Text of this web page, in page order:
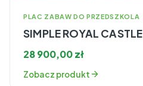
PLAC ZABAW DO PRZEDSZKOLA
SIMPLE ROYAL CASTLE
28 900,00zł
Zobacz produkt